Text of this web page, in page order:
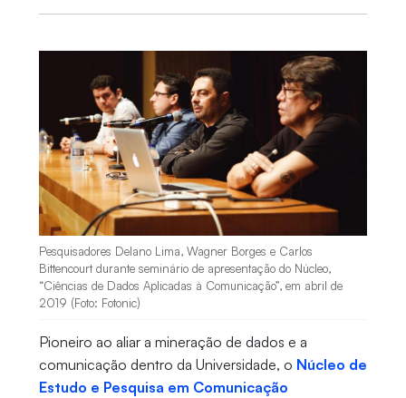
Pesquisadores Delano Lima, Wagner Borges e Carlos
Bittencourt durante seminário de apresentação do Núcleo,
“Ciências de Dados Aplicadas à Comunicação”, em abril de
2019 (Foto: Fotonic)
Pioneiro ao aliar a mineração de dados e a
comunicação dentro da Universidade, o Núcleo de
Estudo e Pesquisa em Comunicação